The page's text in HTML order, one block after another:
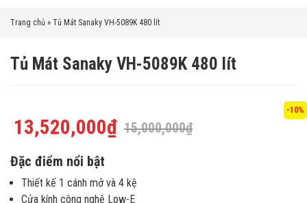
Trang chủ » Tủ Mát Sanaky VH-5089K 480 lít
Tủ Mát Sanaky VH-5089K 480 lít
-10%
15,000,000₫
13,520,000₫
Đặc điểm nổi bật
Thiết kế 1 cánh mở và 4 kệ
Cửa kính công nghệ Low-E